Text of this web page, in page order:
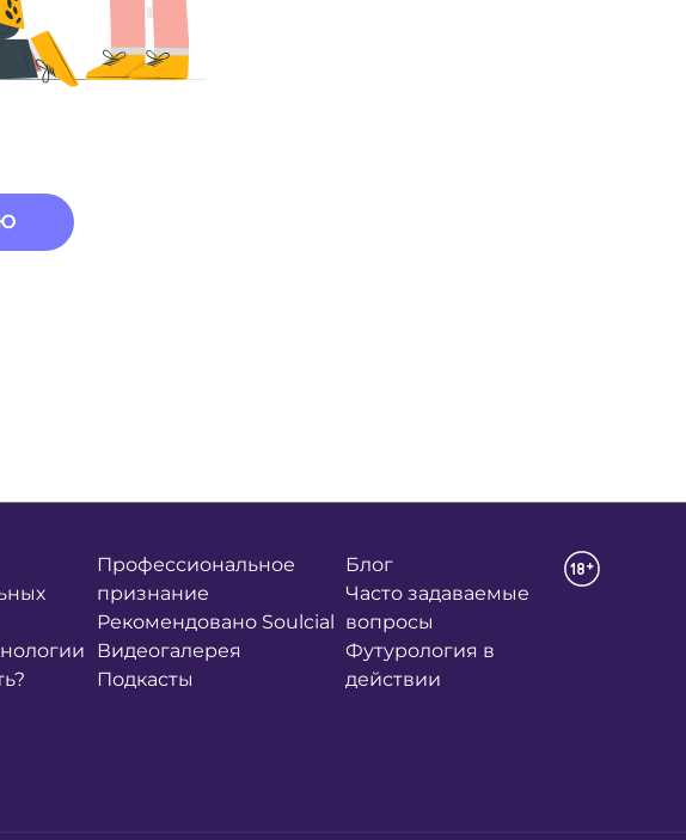
Профессиональное
признание
Рекомендовано Soulcial
Видеогалерея
Подкасты
Блог
Часто задаваемые
вопросы
Футурология в
действии